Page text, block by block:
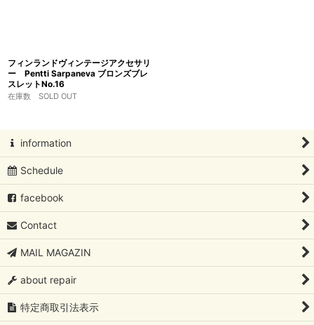
フィンランドヴィンテージアクセサリ
ー Pentti Sarpaneva ブロンズブレ
スレットNo.16
在庫数 SOLD OUT
information
Schedule
facebook
Contact
MAIL MAGAZIN
about repair
特定商取引法表示